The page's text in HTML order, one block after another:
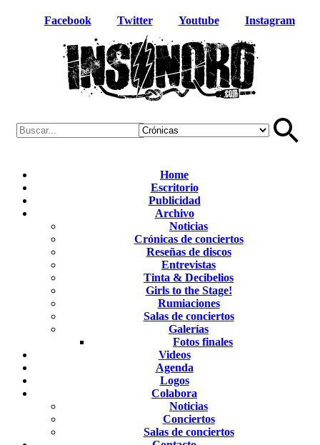
Facebook Twitter Youtube Instagram
Home
Escritorio
Publicidad
Archivo
Noticias
Crónicas de conciertos
Reseñas de discos
Entrevistas
Tinta & Decibelios
Girls to the Stage!
Rumiaciones
Salas de conciertos
Galerías
Fotos finales
Videos
Agenda
Logos
Colabora
Noticias
Conciertos
Salas de conciertos